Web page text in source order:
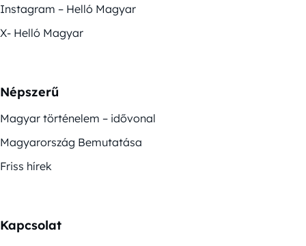
Instagram – Helló Magyar
X- Helló Magyar
Népszerű
Magyar történelem – idővonal
Magyarország Bemutatása
Friss hírek
Kapcsolat